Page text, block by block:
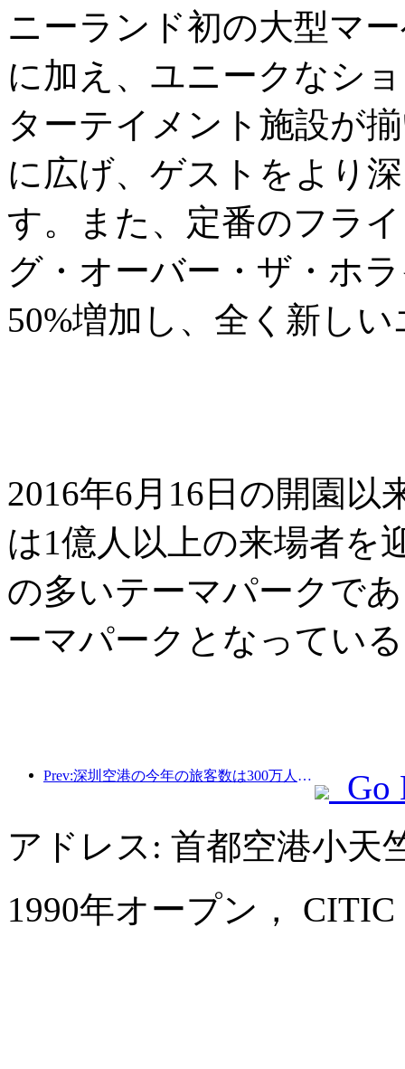
ニーランド初の大型マ
に加え、ユニークなシ
ターテイメント施設が
に広げ、ゲストをより
す。また、定番のフラ
グ・オーバー・ザ・ホ
50%増加し、全く新し
2016年6月16日の開園
は1億人以上の来場者を
の多いテーマパークで
ーマパークとなってい
Prev:深圳空港の今年の旅客数は300万人を超え、同期間の新記録を樹立した。
Go
アドレス: 首都空港小天
1990年オープン，